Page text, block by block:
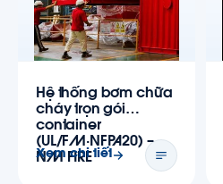
Hệ thống bơm chữa
cháy trọn gói
container
(UL/FM·NFPA20) –
NM FIRE
Xem chi tiết